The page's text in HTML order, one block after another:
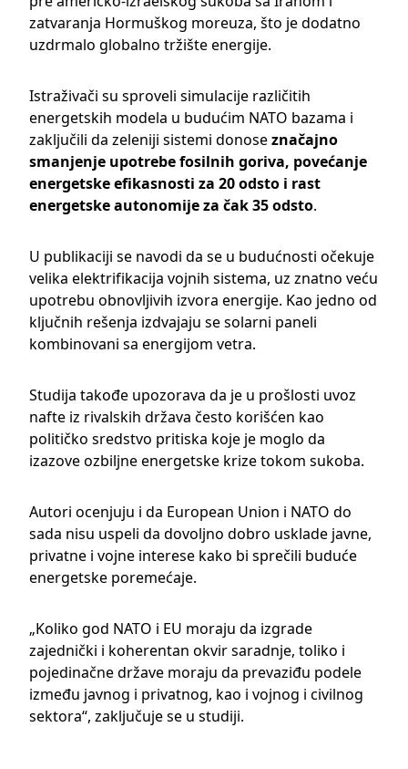
zatvaranja Hormuškog moreuza, što je dodatno
uzdrmalo globalno tržište energije.
Istraživači su sproveli simulacije različitih
energetskih modela u budućim NATO bazama i
zaključili da zeleniji sistemi donoseznačajno
smanjenje upotrebe fosilnih goriva, povećanje
energetske efikasnosti za 20 odsto i rast
energetske autonomije za čak 35 odsto.
U publikaciji se navodi da se u budućnosti očekuje
velika elektrifikacija vojnih sistema, uz znatno veću
upotrebu obnovljivih izvora energije. Kao jedno od
ključnih rešenja izdvajaju se solarni paneli
kombinovani sa energijom vetra.
Studija takođe upozorava da je u prošlosti uvoz
nafte iz rivalskih država često korišćen kao
političko sredstvo pritiska koje je moglo da
izazove ozbiljne energetske krize tokom sukoba.
Autori ocenjuju i da European Union i NATO do
sada nisu uspeli da dovoljno dobro usklade javne,
privatne i vojne interese kako bi sprečili buduće
energetske poremećaje.
„Koliko god NATO i EU moraju da izgrade
zajednički i koherentan okvir saradnje, toliko i
pojedinačne države moraju da prevaziđu podele
između javnog i privatnog, kao i vojnog i civilnog
sektora“, zaključuje se u studiji.